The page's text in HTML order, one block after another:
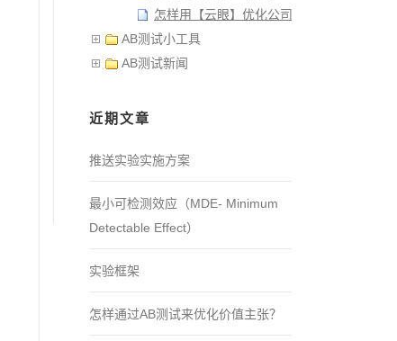
怎样用【云眼】优化公司网站？
AB测试小工具
AB测试新闻
近期文章
推送实验实施方案
最小可检测效应（MDE- Minimum
Detectable Effect）
实验框架
怎样通过AB测试来优化价值主张？